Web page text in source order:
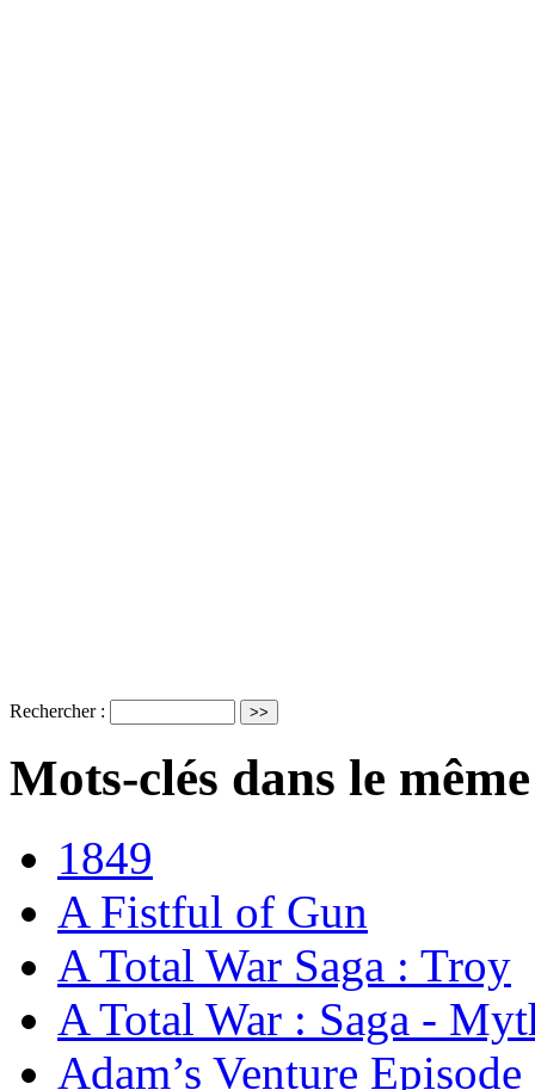
Rechercher :
Mots-clés dans le
1849
A Fistful of Gun
A Total War Saga : Troy
A Total War : Saga -
Adam’s Venture